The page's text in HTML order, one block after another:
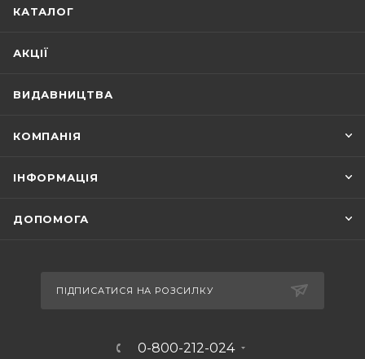
КАТАЛОГ
АКЦІЇ
ВИДАВНИЦТВА
КОМПАНІЯ
ІНФОРМАЦІЯ
ДОПОМОГА
ПІДПИСАТИСЯ НА РОЗСИЛКУ
0-800-212-024